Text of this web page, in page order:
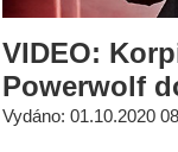
VIDEO:
Powerwolf
Vydáno: 01.10.2020